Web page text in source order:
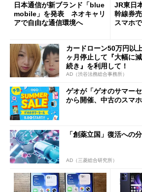
日本通信が新ブランド「blue
mobile」を発表 ネオキャリ
アで自由な通信環境へ
JR東日
幹線券
スマホ
カードローン50万円以
ヶ月停止して『大幅に
続き』を利用して！
AD（渋谷法務総合事務所）
ゲオが「ゲオのサマー
から開催、中古のスマ
「創薬立国」復活への
AD（三菱総合研究所）